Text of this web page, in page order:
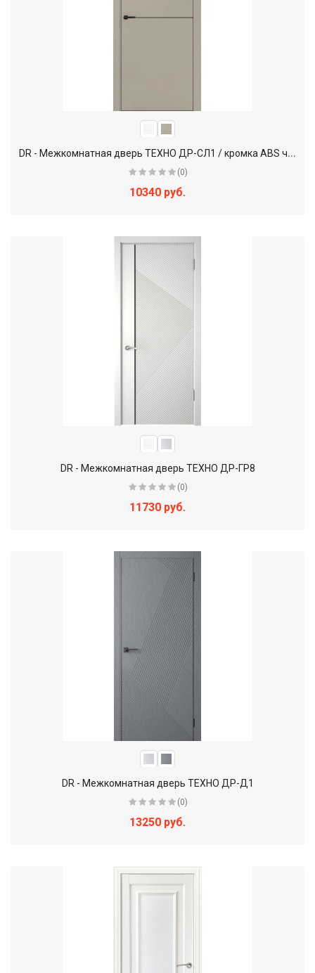
D
R - Межкомнатная дверь ТЕХНО ДР-СЛ1 / кромка ABS черная
(0)
10340 руб.
DR - Межкомнатная дверь ТЕХНО ДР-ГР8
(0)
11730 руб.
DR - Межкомнатная дверь ТЕХНО ДР-Д1
(0)
13250 руб.